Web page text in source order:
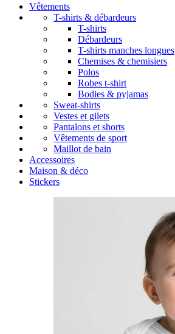
Vêtements
T-shirts & débardeurs
T-shirts
Débardeurs
T-shirts manches longues
Chemises & chemisiers
Polos
Robes t-shirt
Bodies & pyjamas
Sweat-shirts
Vestes et gilets
Pantalons et shorts
Vêtements de sport
Maillot de bain
Accessoires
Maison & déco
Stickers